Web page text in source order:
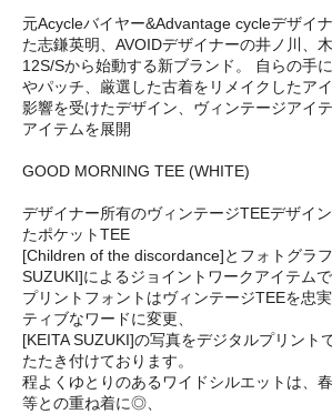
元Acycleバイヤー&Advantage cycleデザイ
た志鎌英明、AVOIDデザイナーの井ノ川、
12S/Sから始動する新ブランド。 自らの手
やパッチ、厳選した古着をリメイクしたア
影響を受けたデザイン、ヴィンテージアイ
アイテムを展開
GOOD MORNING TEE (WHITE)
デザイナー所有のヴィンテージTEEデザイ
たポケットTEE
[Children of the discordance]とフォトグラ
SUZUKI]によるジョイントワークアイテムで
プリントフォントはヴィンテージTEEを忠
ティブなワードに変更、
[KEITA SUZUKI]の写真をデジタルプリント
たたき付けております。
程よくゆとりのあるワイドシルエットは、
等との重ね着に◎、